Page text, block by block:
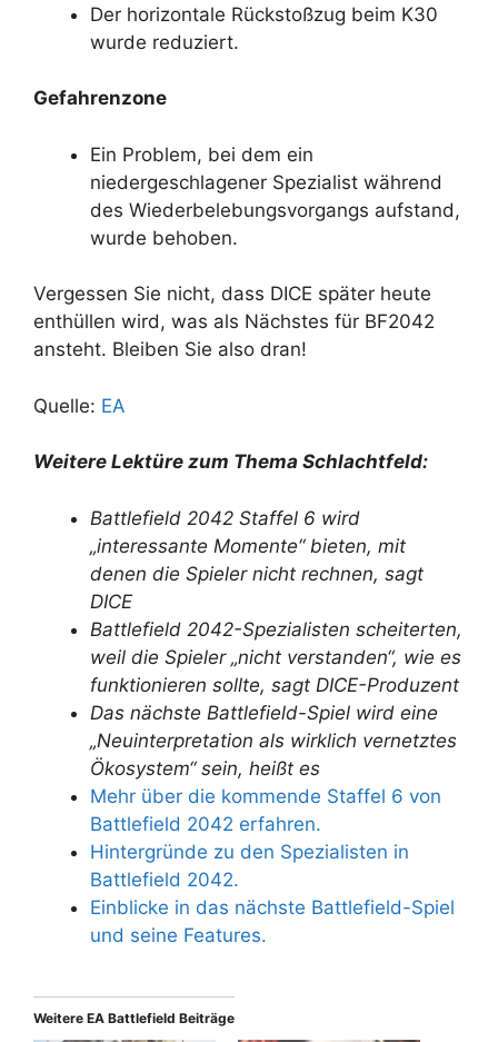
Der horizontale Rückstoßzug beim K30
wurde reduziert.
Gefahrenzone
Ein Problem, bei dem ein
niedergeschlagener Spezialist während
des Wiederbelebungsvorgangs aufstand,
wurde behoben.
Vergessen Sie nicht, dass DICE später heute
enthüllen wird, was als Nächstes für BF2042
ansteht. Bleiben Sie also dran!
Quelle: EA
Weitere Lektüre zum Thema Schlachtfeld:
Battlefield 2042 Staffel 6 wird
„interessante Momente“ bieten, mit
denen die Spieler nicht rechnen, sagt
DICE
Battlefield 2042-Spezialisten scheiterten,
weil die Spieler „nicht verstanden“, wie es
funktionieren sollte, sagt DICE-Produzent
Das nächste Battlefield-Spiel wird eine
„Neuinterpretation als wirklich vernetztes
Ökosystem“ sein, heißt es
Mehr über die kommende Staffel 6 von
Battlefield 2042 erfahren.
Hintergründe zu den Spezialisten in
Battlefield 2042.
Einblicke in das nächste Battlefield-Spiel
und seine Features.
Weitere EA Battlefield Beiträge